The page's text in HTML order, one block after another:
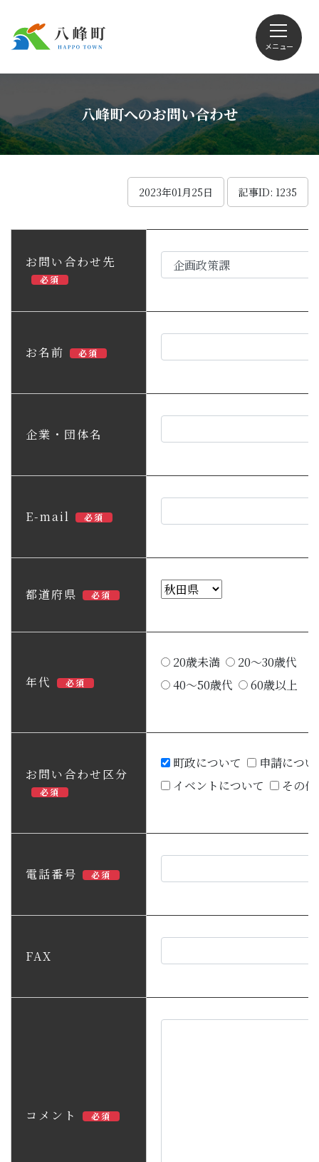
メニュー
Foreign language
観光
八峰町へのお問い合わせ
2023年01月25日 記事ID: 1235
お問い合わせ先
必須
お名前 必須
企業・団体名
E-mail 必須
都道府県 必須
年代 必須
20歳未満
20～30歳代
40～50歳代
60歳以上
お問い合わせ区分
必須
町政について
申請につ
イベントについて
その他
電話番号 必須
FAX
コメント 必須